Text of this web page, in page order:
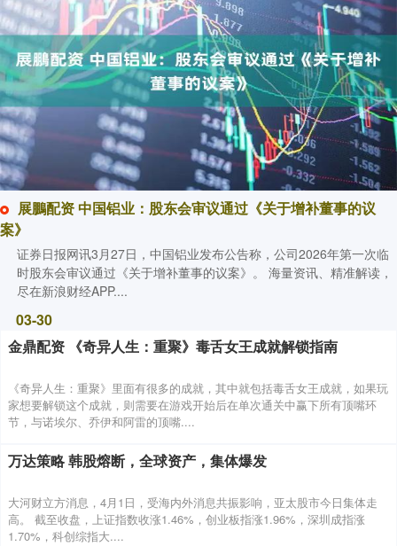
展鵬配资 中国铝业：股东会审议通过《关于增补董事的议
案》
证券日报网讯3月27日，中国铝业发布公告称，公司2026年第一次临
时股东会审议通过《关于增补董事的议案》。 海量资讯、精准解读，
尽在新浪财经APP....
03-30
金鼎配资 《奇异人生：重聚》毒舌女王成就解锁指南
《奇异人生：重聚》里面有很多的成就，其中就包括毒舌女王成就，如果玩
家想要解锁这个成就，则需要在游戏开始后在单次通关中赢下所有顶嘴环
节，与诺埃尔、乔伊和阿雷的顶嘴....
万达策略 韩股熔断，全球资产，集体爆发
大河财立方消息，4月1日，受海内外消息共振影响，亚太股市今日集体走
高。 截至收盘，上证指数收涨1.46%，创业板指涨1.96%，深圳成指涨
1.70%，科创综指大....